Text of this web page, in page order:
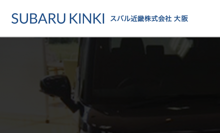
店舗情報 店
地域でさがす
地図でさがす
カーラインアップ
カーラインアップ一覧
乗用車
軽自動車
メンテナンス・サー
メンテナンス・サービスト
車検・定期点検をする
カーケアをする